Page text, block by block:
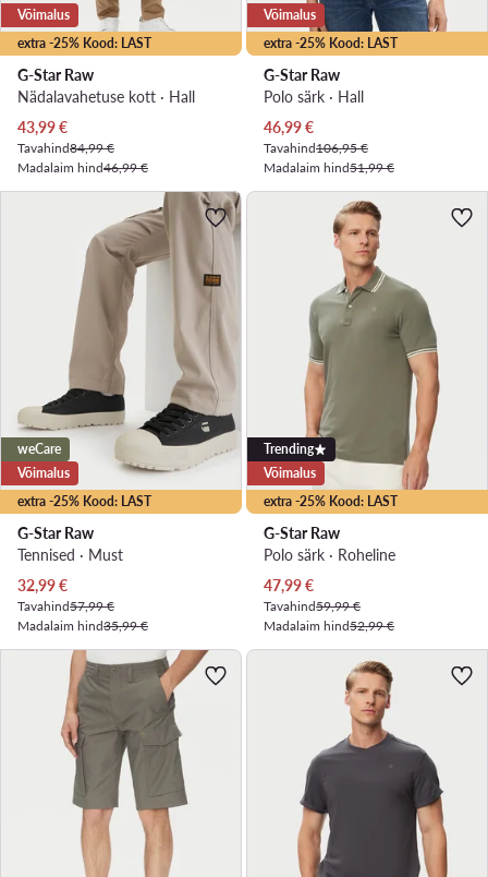
extra -25% Kood: LAST
Võimalus
G-Star Raw
Nädalavahetuse kott · Hall
Praegune hind
43,99€
Tavahind84,99 €
Madalaim hind46,99 €
extra -25% Kood: LAST
Võimalus
G-Star Raw
Polo särk · Hall
Praegune hind
46,99€
Tavahind106,95 €
Madalaim hind51,99 €
extra -25% Kood: LAST
weCare
Võimalus
G-Star Raw
Tennised · Must
Praegune hind
32,99€
Tavahind57,99 €
Madalaim hind35,99 €
extra -25% Kood: LAST
Trending
Võimalus
G-Star Raw
Polo särk · Roheline
Praegune hind
47,99€
Tavahind59,99 €
Madalaim hind52,99 €